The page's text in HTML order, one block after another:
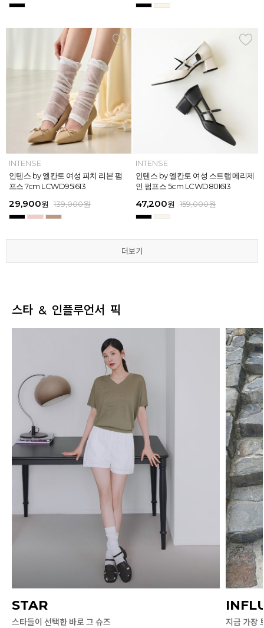
ELCANTO
[EXCLUSIVE] 노엘 엘칸토 여성 젤리
슈즈 2.3cm LCWW01U626
29,000원
MAZZ
마쯔 by 엘칸토 여성 크로스 와이드
스트랩 컴포트 샌들 3.5cm LCWW27
45,900원 159,000원
더보기
INTENSE
인텐스 by 엘칸토 여성 피치 리본 펌
프스 7cm LCWD95I613
29,900원 139,000원
INTENSE
인텐스 by 엘칸토 여성 스트랩 메리제
인 펌프스 5cm LCWD80I613
47,200원 159,000원
더보기
INTENSE
인텐스 by 엘칸토 여성 에나멜 스퀘어
오브제 플랫슈즈 1.5cm LCWD53I613
41,650원 149,000원
INTENSE
인텐스 by 엘칸토 여성 클래식 스트랩
로퍼 2cm LCWD72I613
27,920원 159,000원
더보기
MAZZ
마쯔 by 엘칸토 여성 투밴드 고프코어
플랫 캐주얼 2.5cm LCWC97M613
43,200원 159,000원
MAZZ
마쯔 by 엘칸토 여성 데이엔 스니커즈
3.5cm LCWS20M613
71,400원 189,000원
더보기
ELCANTO
[EXCLUSIVE] 노엘 엘칸토 여성 젤리
슈즈 2.3cm LCWW01U626
29,000원
MAZZ
마쯔 by 엘칸토 여성 크로스 와이드
스트랩 컴포트 샌들 3.5cm LCWW27
45,900원 159,000원
더보기
INTENSE
인텐스 by 엘칸토 여성 피치 리본 펌
프스 7cm LCWD95I613
29,900원 139,000원
INTENSE
인텐스 by 엘칸토 여성 스트랩 메리제
인 펌프스 5cm LCWD80I613
47,200원 159,000원
더보기
스타 & 인플루언서 픽
STAR
스타들이 선택한 바로 그 슈즈 지금 가장